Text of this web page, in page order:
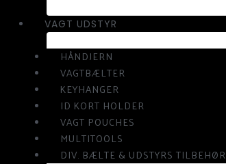
VAGT UDSTYR
HÅNDJERN
VAGTBÆLTER
KEYHANGER
ID KORT HOLDER
VAGT POUCHES
MULTITOOLS
DIV. BÆLTE & UDSTYRS TILBEHØR